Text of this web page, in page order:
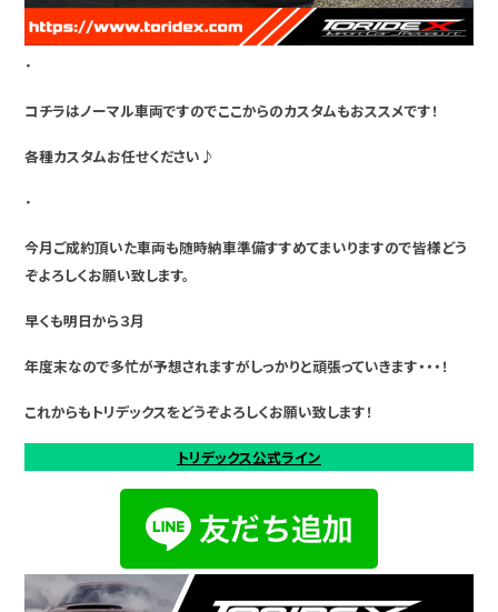
・
コチラはノーマル車両ですのでここからのカスタムもおススメです！
各種カスタムお任せください♪
・
今月ご成約頂いた車両も随時納車準備すすめてまいりますので皆様どう
ぞよろしくお願い致します。
早くも明日から３月
年度末なので多忙が予想されますがしっかりと頑張っていきます・・・！
これからもトリデックスをどうぞよろしくお願い致します！
トリデックス公式ライン